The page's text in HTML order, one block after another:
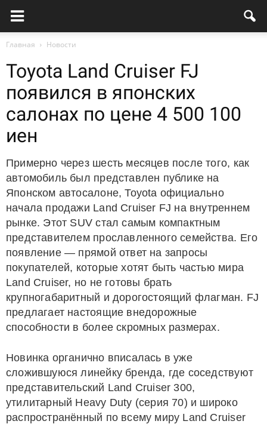
Главная Новости
Toyota Land Cruiser FJ
появился в японских
салонах по цене 4 500 100
иен
Примерно через шесть месяцев после того, как
автомобиль был представлен публике на
Японском автосалоне, Toyota официально
начала продажи Land Cruiser FJ на внутреннем
рынке. Этот SUV стал самым компактным
представителем прославленного семейства. Его
появление — прямой ответ на запросы
покупателей, которые хотят быть частью мира
Land Cruiser, но не готовы брать
крупногабаритный и дорогостоящий флагман. FJ
предлагает настоящие внедорожные
способности в более скромных размерах.
Новинка органично вписалась в уже
сложившуюся линейку бренда, где соседствуют
представительский Land Cruiser 300,
утилитарный Heavy Duty (серия 70) и широко
распространённый по всему миру Land Cruiser